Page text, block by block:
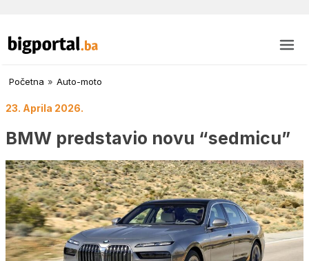
Početna » Auto-moto
23. Aprila 2026.
BMW predstavio novu “sedmicu”